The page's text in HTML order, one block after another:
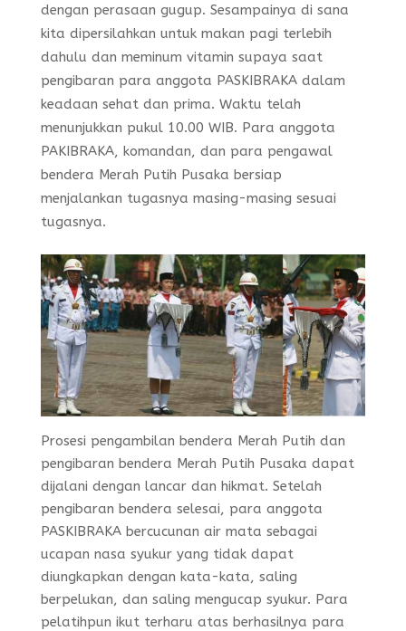
dengan perasaan gugup. Sesampainya di sana
kita dipersilahkan untuk makan pagi terlebih
dahulu dan meminum vitamin supaya saat
pengibaran para anggota PASKIBRAKA dalam
keadaan sehat dan prima. Waktu telah
menunjukkan pukul 10.00 WIB. Para anggota
PAKIBRAKA, komandan, dan para pengawal
bendera Merah Putih Pusaka bersiap
menjalankan tugasnya masing-masing sesuai
tugasnya.
Prosesi pengambilan bendera Merah Putih dan
pengibaran bendera Merah Putih Pusaka dapat
dijalani dengan lancar dan hikmat. Setelah
pengibaran bendera selesai, para anggota
PASKIBRAKA bercucunan air mata sebagai
ucapan nasa syukur yang tidak dapat
diungkapkan dengan kata-kata, saling
berpelukan, dan saling mengucap syukur. Para
pelatihpun ikut terharu atas berhasilnya para